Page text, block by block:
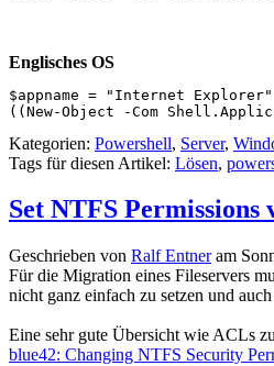
Englisches OS
$appname = "Internet Explorer"
((New-Object -Com
Kategorien: Powershell, Server,
Tags für diesen Artikel: Lösen,
Set NTFS Permissions
Geschrieben von Ralf Entneram
Für die Migration eines Fileservers
nicht ganz einfach zu setzen und
Eine sehr gute Übersicht wie ACLs
blue42: Changing NTFS Security